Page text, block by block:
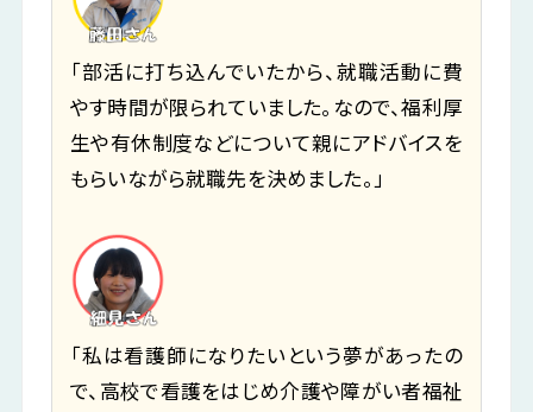
「部活に打ち込んでいたから、就職活動に費
やす時間が限られていました。なので、福利厚
生や有休制度などについて親にアドバイスを
もらいながら就職先を決めました。」
「私は看護師になりたいという夢があったの
で、高校で看護をはじめ介護や障がい者福祉